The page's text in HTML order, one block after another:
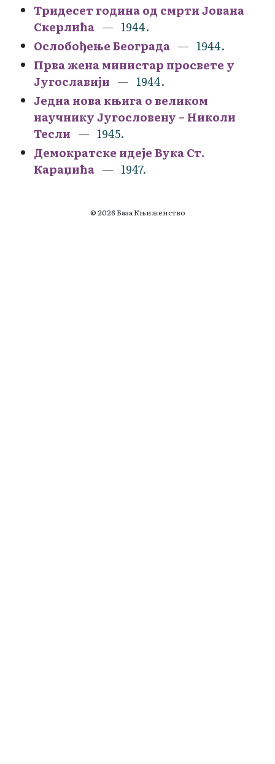
Тридесет година од смрти Јована
Скерлића
1944.
Ослобођење Београда
1944.
Прва жена министар просвете у
Југославији
1944.
Једна нова књига о великом
научнику Југословену – Николи
Тесли
1945.
Демократске идеје Вука Ст.
Караџића
1947.
© 2026 База Књиженство